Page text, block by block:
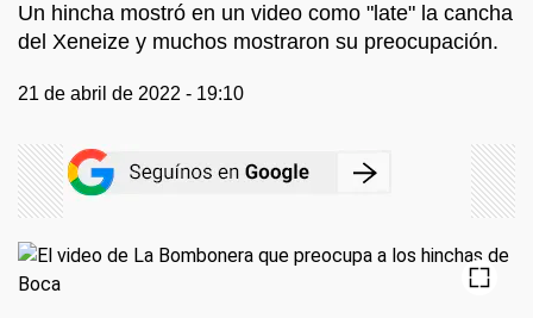
Un hincha mostró en un video como "late" la cancha
del Xeneize y muchos mostraron su preocupación.
21 de abril de 2022 - 19:10